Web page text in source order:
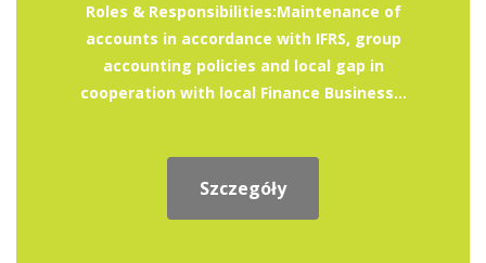
Roles & Responsibilities:Maintenance of
accounts in accordance with IFRS, group
accounting policies and local gap in
cooperation with local Finance Business...
Szczegóły